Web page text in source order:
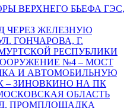
ВЕРХНЕГО БЬЕФА ГЭС,
ЧЕРЕЗ ЖЕЛЕЗНУЮ
ГОНЧАРОВА, Г.
РЕСПУБЛИКИ
№4 – МОСТ
И АВТОМОБИЛЬНУЮ
– ЗИНОВКИНО НА ПК
МОСКОВСКАЯ ОБЛАСТЬ
ПРОМПЛОЩАДКА